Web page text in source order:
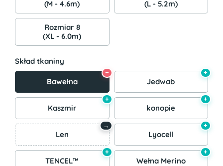
(M - 4.6m)
(L - 5.2m)
Rozmiar 8
(XL - 6.0m)
Skład tkaniny
Bawełna
−
Jedwab
+
Kaszmir
+
konopie
+
Len
→
Lyocell
+
TENCEL™
+
Wełna Merino
+